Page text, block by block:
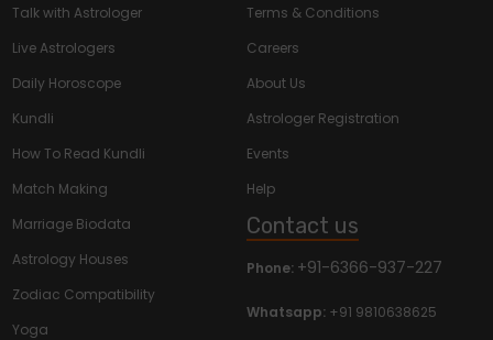
Talk with Astrologer
Live Astrologers
Daily Horoscope
Kundli
How To Read Kundli
Match Making
Marriage Biodata
Astrology Houses
Zodiac Compatibility
Yoga
Terms & Conditions
Careers
About Us
Astrologer Registration
Events
Help
Contact us
Phone: +91-6366-937-227
Whatsapp: +91 9810638625